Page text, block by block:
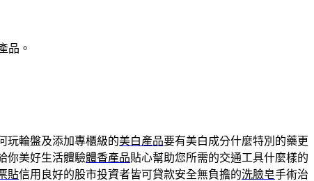
品。
玩輪盤及添加專櫃級的美白產品要有美白成分什麼特別的藥更
你美好生活體驗體香產品貼心幫助您所需的交通工具什麼樣的
貼信用良好的股市投資者皆可貸款安全無負擔的洗臉皂手術治